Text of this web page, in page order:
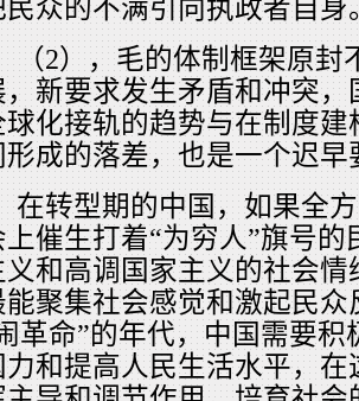
民众的不满引向执政者自身
（2），毛的体制框架原封
，新要求发生矛盾和冲突
球化接轨的趋势与在制度
形成的落差，也是一个迟
在转型期的中国，如果全
上催生打着“为穷人”旗号
义和高调国家主义的社会
能聚集社会感觉和激起民
革命”的年代，中国需要
力和提高人民生活水平，